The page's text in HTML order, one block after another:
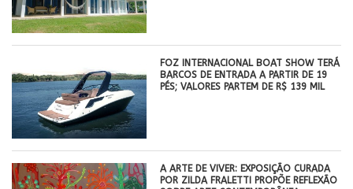
FOZ INTERNACIONAL BOAT SHOW TERÁ
BARCOS DE ENTRADA A PARTIR DE 19
PÉS; VALORES PARTEM DE R$ 139 MIL
A ARTE DE VIVER: EXPOSIÇÃO CURADA
POR ZILDA FRALETTI PROPÕE REFLEXÃO